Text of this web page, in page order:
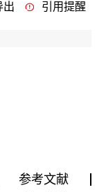
出 引用提醒
参考文献